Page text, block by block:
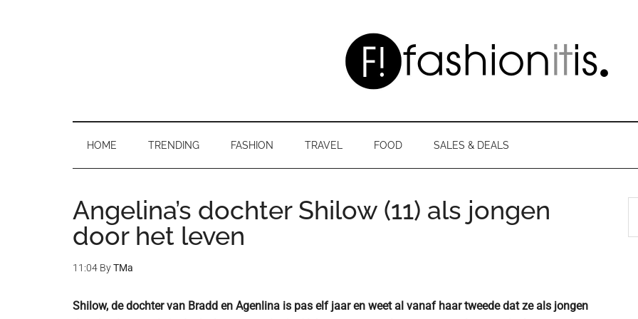
HOME TRENDING FASHION TRAVEL FOOD SALES & DEALS
Angelina’s dochter Shilow (11) als jongen
door het leven
11:04 ByTMa
Shilow, de dochter van Bradd en Agenlina is pas elf jaar en weet al vanaf haar tweede dat ze als jongen